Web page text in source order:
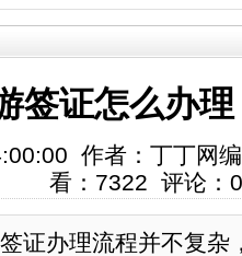
签证怎么办
作者：丁丁网
看：7322 评论：0
证办理流程并不复杂